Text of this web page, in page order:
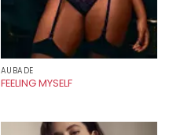
AUBADE
FEELING MYSELF